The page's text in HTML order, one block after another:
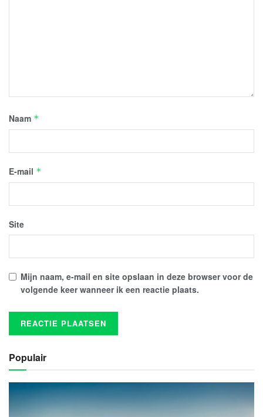
Naam *
E-mail *
Site
Mijn naam, e-mail en site opslaan in deze browser voor de
volgende keer wanneer ik een reactie plaats.
Populair